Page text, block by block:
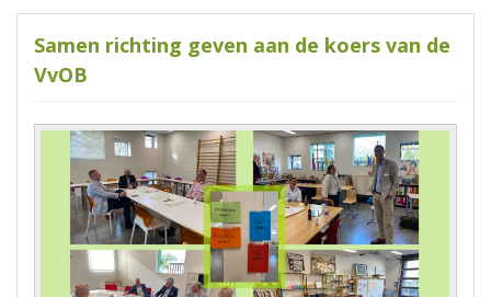
Samen richting geven aan de koers van de
VvOB